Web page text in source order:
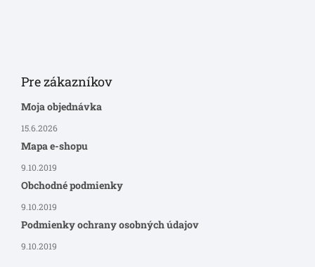
Pre zákazníkov
Moja objednávka
15.6.2026
Mapa e-shopu
9.10.2019
Obchodné podmienky
9.10.2019
Podmienky ochrany osobných údajov
9.10.2019